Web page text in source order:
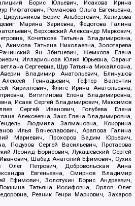
Борис Юльевич, Исакова Ирина
Рифгатович, Романова Ольга Евгеньевна,
Борис Альбертович, Халидова
Марина Зариевна, Федотова Галина
Верховский Александр Маркович,
Кочеткова Татьяна Владимировна,
Акимова Татьяна Николаевна, Золотарева
Ян Збигневич, Жемкова Елена
Илларионова Юлия Юрьевна, Саранг
Сергеевна, Щур Татьяна Михайловна,
Владимир Анатольевич, Блинушов
Геннадьевич, Гефтер Валентин
Кириллович, Флиге Ирина Анатольевна,
Вититинова Елена Владимировна,
Исаев Сергей Владимирович, Максимов
Сергей Иванович, Голубева Елена
Алексеевна, Закс Елена Владимировна,
Людмила Залмановна, Кокорина
Илья Вячеславович, Арапова Галина
Мариевич, Прохоров Вадим Юрьевич,
Подузов Сергей Васильевич, Протасова
Леонид Борисович, Лукашевский Сергей
Шабад Анатолий Ефимович, Сухих
Олег Петрович, Добровольская Анна
Евгеньевна, Смирнов Владимир
Ефимович, Золотухин Борис Андреевич,
Татьяна Иосифовна, Орлов Олег
Резник Генри Маркович, Захаров